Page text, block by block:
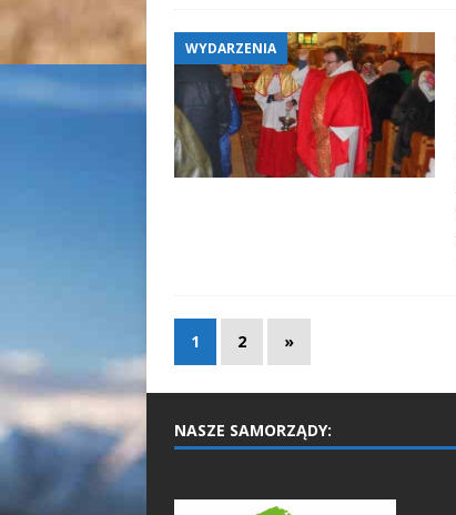
WYDARZENIA
1 2 »
NASZE SAMORZĄDY: